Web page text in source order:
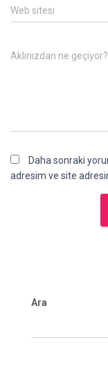
Web sitesi
Aklınızdan ne geçiyor?
Daha sonraki
adresim ve site
Ara